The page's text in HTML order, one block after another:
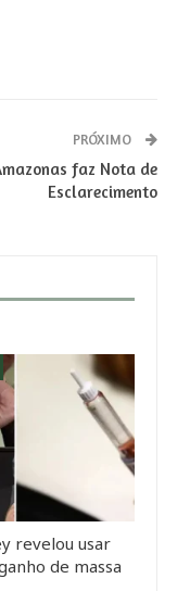
PRÓXIMO
faz Nota de
Esclarecimento
revelou usar
de massa